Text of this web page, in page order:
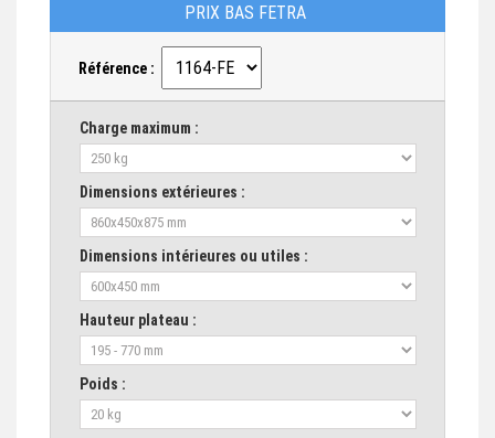
PRIX BAS FETRA
Référence :
Charge maximum :
Dimensions extérieures :
Dimensions intérieures ou utiles :
Hauteur plateau :
Poids :